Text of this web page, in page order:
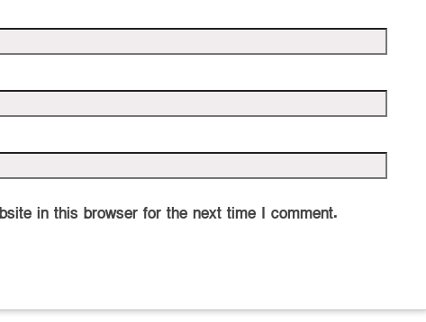
in this browser for the next time I comment.